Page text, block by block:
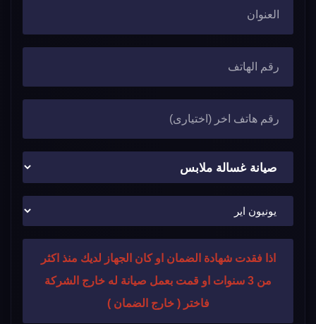
اذا فقدت شهادة الضمان او كان الجهاز لديك منذ اكثر
من 3 سنوات او قمت بعمل صيانة له خارج الشركة
فاختر ( خارج الضمان )